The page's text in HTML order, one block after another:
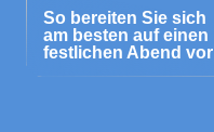
So bereiten Sie sich
am besten auf einen
festlichen Abend vor